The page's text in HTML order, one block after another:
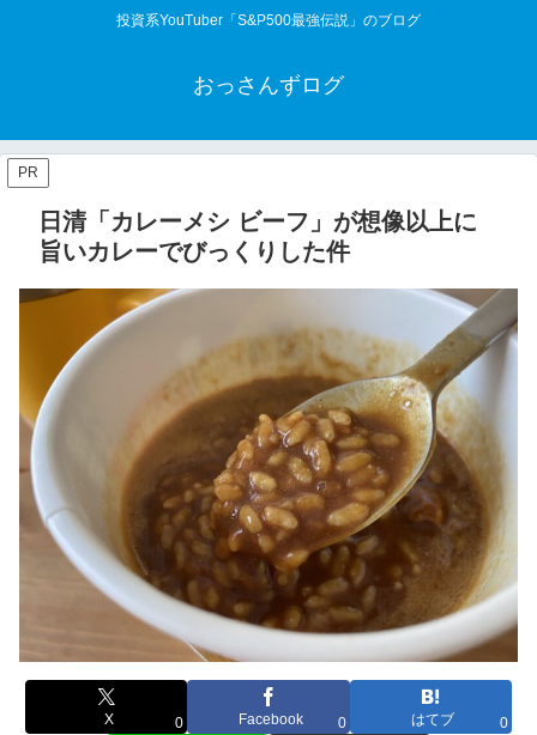
投資系YouTuber「S&P500最強伝説」のブログ
おっさんずログ
PR
日清「カレーメシ ビーフ」が想像以上に
旨いカレーでびっくりした件
X 0 Facebook 0 はてブ 0